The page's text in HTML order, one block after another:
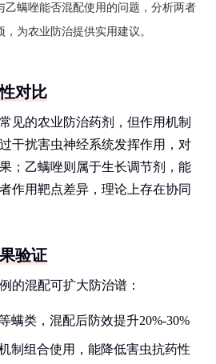
乙螨唑能否混配使用的问题，分析两者
为农业防治提供实用建议。
对比
见的农业防治药剂，但作用机制
干扰害虫神经系统发挥作用，对
；乙螨唑则属于生长调节剂，能
作用靶点差异，理论上存在协同
验证
的混配可扩大防治谱：
螨类，混配后防效提升20%-30%
制组合使用，能降低害虫抗药性